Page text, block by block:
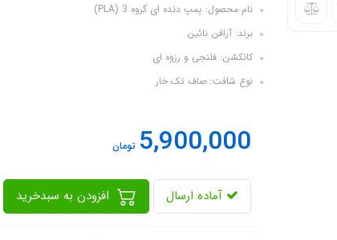
نام محصول: پمپ دنده ای گروه 3 (PLA)
برند: آرافن نائین
کانکشن: فلنجی و رزوه ای
نوع شافت: صاف تک خار
5,900,000 تومان
آماده ارسال